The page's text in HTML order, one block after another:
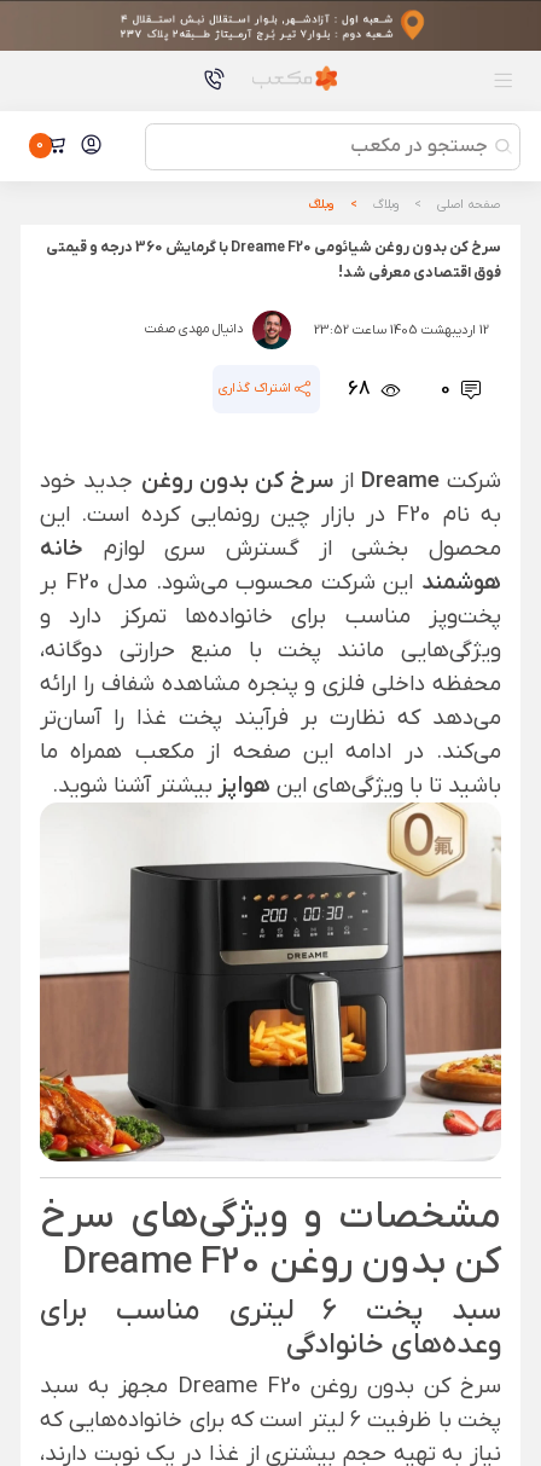
محصولات پیشنهادی
باتری شیائومی مدل BM5J مناسب برای گوشی Xiaomi 12T Pro
ماساژور تفنگی شیائومی مدل Mijia Fascia Gun 3 Mini Edition
MJJMQ07YM
تبلت شیائومی مدل Pad 8 با ظرفیت 256/8 گیگابایت
پاور بانک طرح دوربین کلاسیک SOTHING Mini Camera 10000mAh
کامیون معدن ساختنی شیائومی مدل Mitu MTJM01IQI
باتری شیائومی مدل BM5J مناسب برای گوشی Xiaomi 12T Pro
MJJMQ07YM
تبلت شیائومی مدل Pad 8 با ظرفیت 256/8 گیگابایت
10000mAh
0
صفحه اصلی وبلاگ وبلاگ
سرخ کن بدون روغن شیائومی Dreame F20 با گرمایش 360 درجه و قیمتی
فوق اقتصادی معرفی شد!
12 اردیبهشت 1405 ساعت 23:52 دانیال مهدی صفت
اشتراک گذاری
شرکتDreame از سرخ کن بدون روغن جدید خود
به نام F20 در بازار چین رونمایی کرده است. این
محصول بخشی از گسترش سری لوازم خانه
هوشمند
این شرکت محسوب می‌شود. مدل F20 بر
پخت‌وپز مناسب برای خانواده‌ها تمرکز دارد و
ویژگی‌هایی مانند پخت با منبع حرارتی دوگانه،
محفظه داخلی فلزی و پنجره مشاهده شفاف را ارائه
می‌دهد که نظارت بر فرآیند پخت غذا را آسان‌تر
می‌کند. در ادامه این صفحه از مکعب همراه ما
باشید تا با ویژگی‌های این هواپز بیشتر آشنا شوید.
مشخصات و ویژگی‌های سرخ
کن بدون روغن Dreame F20
سبد پخت ۶ لیتری مناسب برای
وعده‌های خانوادگی
سرخ کن بدون روغن Dreame F20 مجهز به سبد
پخت با ظرفیت ۶ لیتر است که برای خانواده‌هایی که
نیاز به تهیه حجم بیشتری از غذا در یک نوبت دارند،